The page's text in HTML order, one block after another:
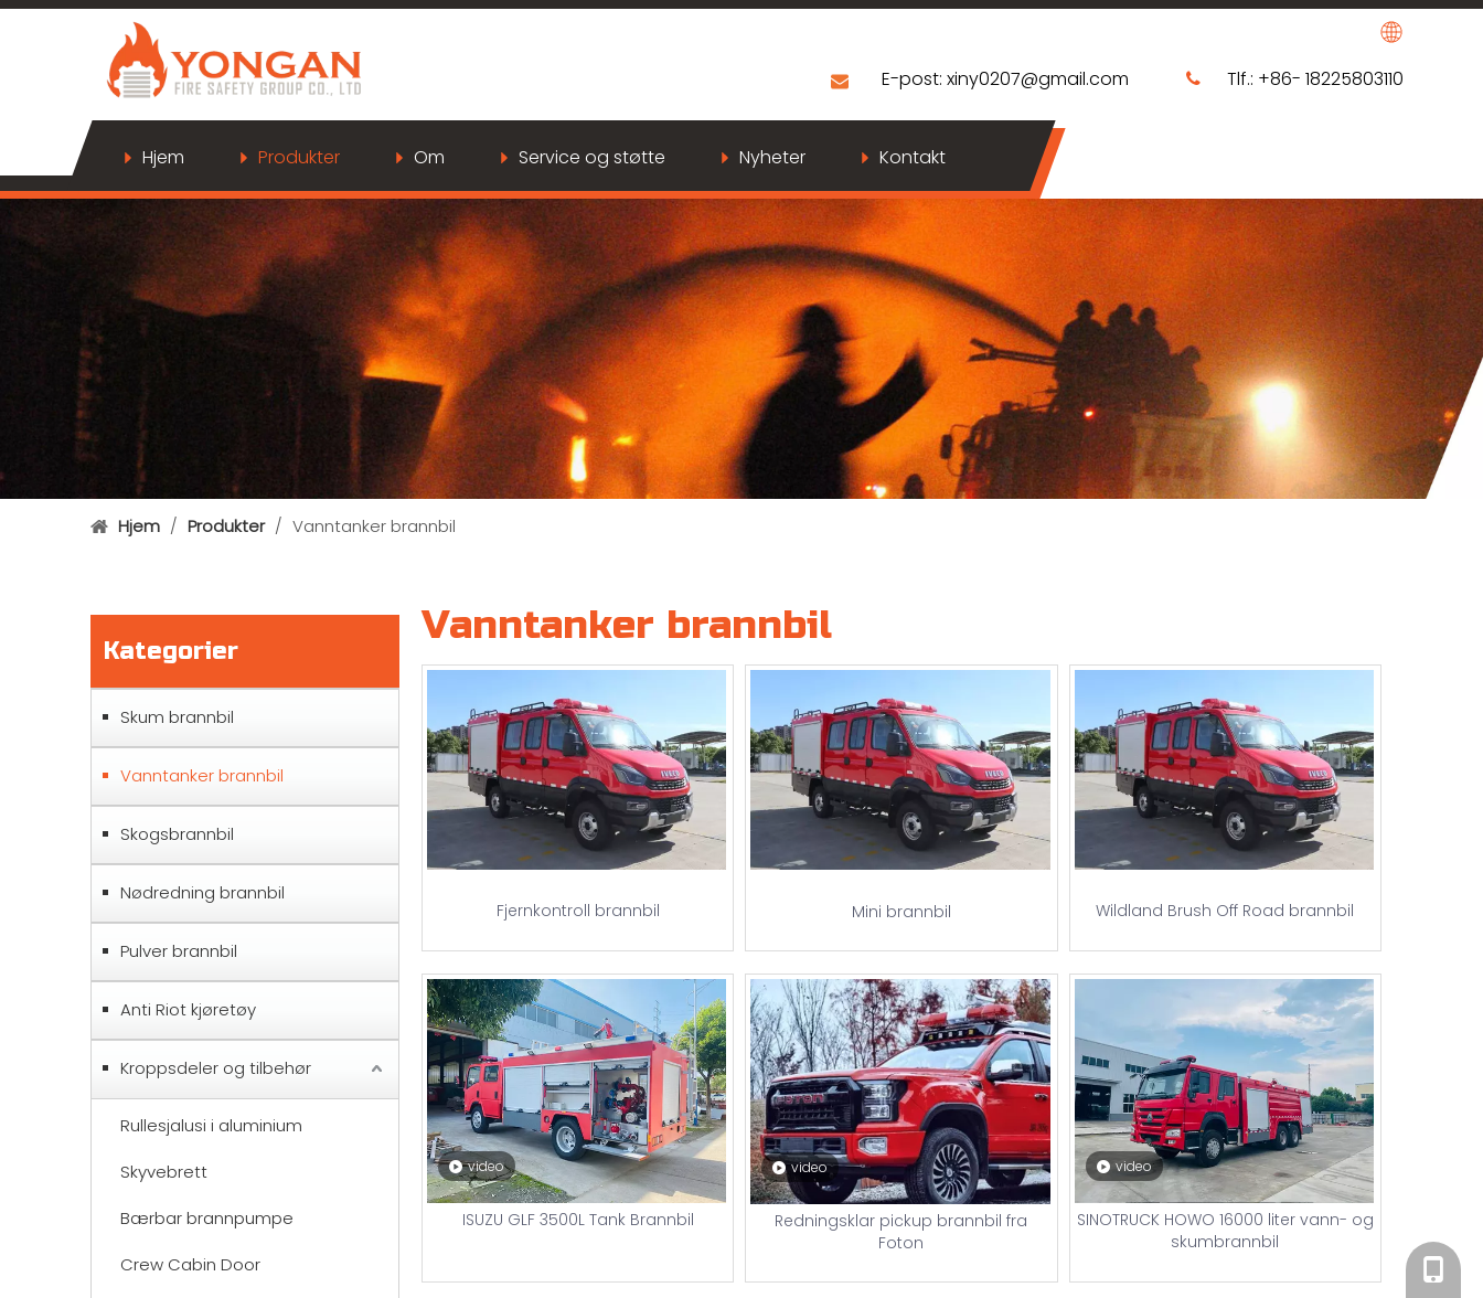
E-post: xiny0207@gmail.com ​​​​​​​ Tlf.: +86- 18225803110
Hjem Produkter Om Service og støtte Nyheter Kontakt
Hjem / Produkter / Vanntanker brannbil
Kategorier
Skum brannbil
Vanntanker brannbil
Skogsbrannbil
Nødredning brannbil
Pulver brannbil
Anti Riot kjøretøy
Kroppsdeler og tilbehør
Rullesjalusi i aluminium
Skyvebrett
Bærbar brannpumpe
Crew Cabin Door
Vanntanker brannbil
Fjernkontroll brannbil Mini brannbil Wildland Brush Off Road brannbil
video
ISUZU GLF 3500L Tank Brannbil
video
Redningsklar pickup brannbil fra
Foton
video
SINOTRUCK HOWO 16000 liter vann- og
skumbrannbil
+86